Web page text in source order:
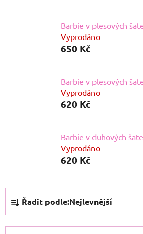
Barbie v plesových
Vyprodáno
650 Kč
Barbie v plesových
Vyprodáno
620 Kč
Barbie v duhových
Vyprodáno
620 Kč
Ř
a
z
Řadit podle:Nejlevnější